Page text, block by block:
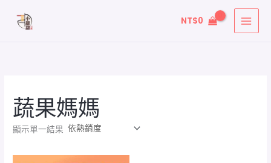
NT$0
蔬果媽媽
顯示單一結果